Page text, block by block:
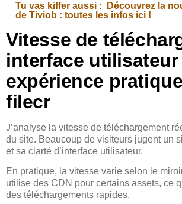
Tu vas kiffer aussi :
Découvrez la
de Tiviob : toutes les infos ici !
Vitesse de
interface utilisateur
expérience
filecr
J’analyse la vitesse de téléchargement
du site. Beaucoup de visiteurs jugent un
et sa clarté d’interface utilisateur.
En pratique, la vitesse varie selon le
utilise des CDN pour certains assets, ce
des téléchargements rapides.